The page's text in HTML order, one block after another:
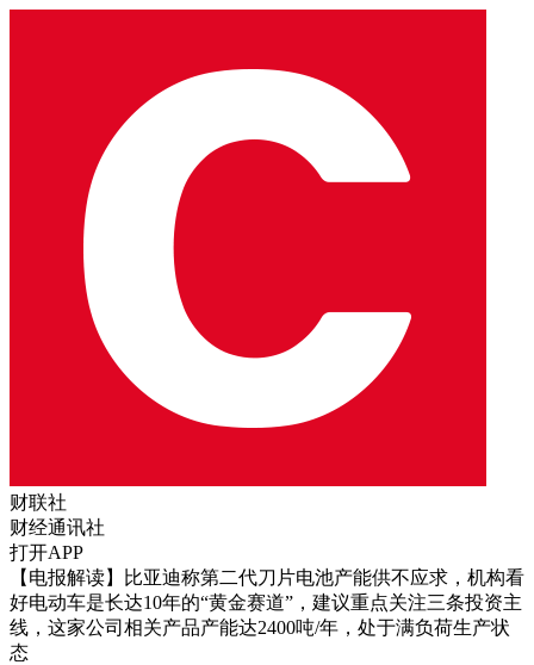
财联社
财经通讯社
打开APP
【电报解读】比亚迪称第二代刀片电池产能供不应求，机构看
好电动车是长达10年的“黄金赛道”，建议重点关注三条投资主
线，这家公司相关产品产能达2400吨/年，处于满负荷生产状
态